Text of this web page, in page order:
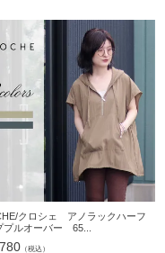
クロシェ アノラックハーフ
プルオーバー 65...
（税込）